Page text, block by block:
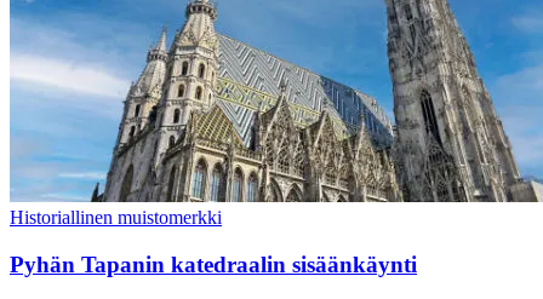
Historiallinen muistomerkki
Pyhän Tapanin katedraalin sisäänkäynti